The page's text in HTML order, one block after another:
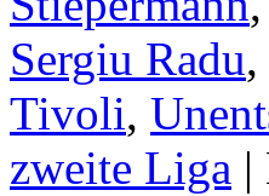
Sergiu Radu,
Tivoli,
zweite Liga |